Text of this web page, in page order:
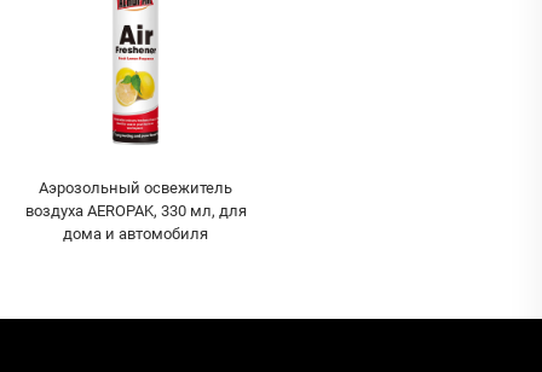
Аэрозольный освежитель
воздуха AEROPAK, 330 мл, для
дома и автомобиля